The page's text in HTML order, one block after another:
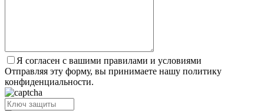
Я согласен с вашими правилами и условиями
Отправляя эту форму, вы принимаете нашу политику
конфиденциальности.